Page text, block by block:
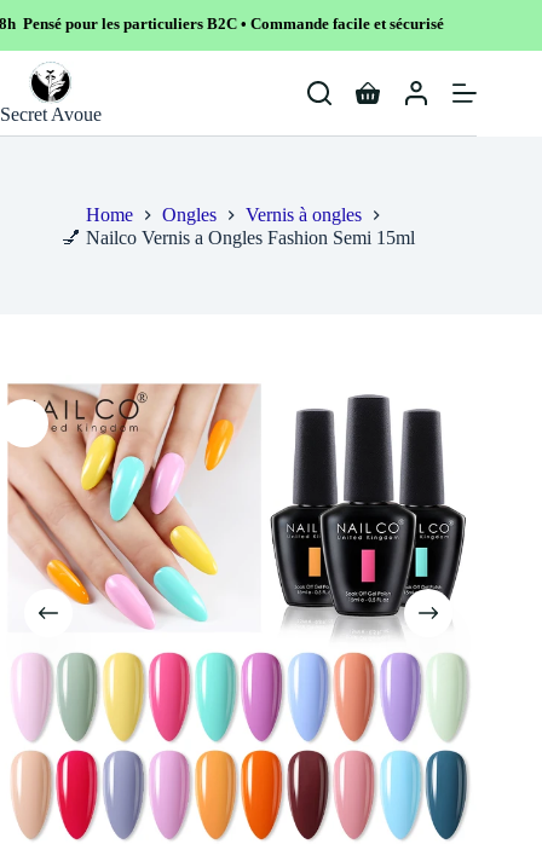
B2C • Commande facile et sécurisé
content
Secret Avoue
Shopping
Home Ongles
Vernis à ongles
💅 Nailco Vernis a Ongles Fashion Semi 15ml